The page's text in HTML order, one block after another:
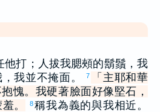
他打；人拔我腮頰的鬍鬚，我
我並不掩面。
7
「主耶和華
愧。我硬著臉面好像堅石，
。
8稱我為義的與我相近。